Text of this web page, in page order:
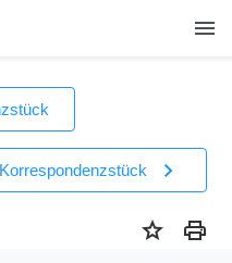
menu
chevron_right
star print